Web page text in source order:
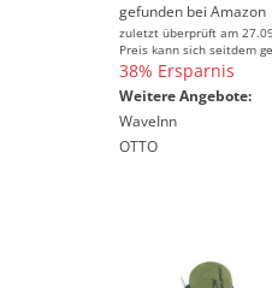
gefunden bei Amazon
zuletzt überprüft am
Preis kann sich seitdem
38% Ersparnis
Weitere Angebote:
WaveInn
OTTO